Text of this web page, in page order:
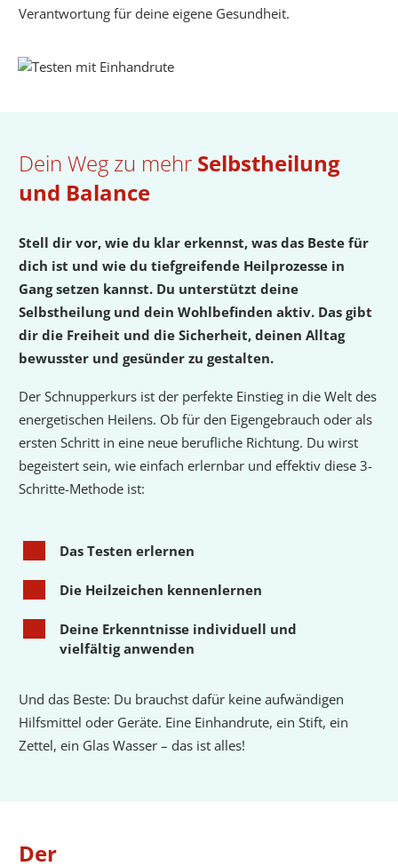
Verantwortung für deine eigene Gesundheit.
Dein Weg zu mehr Selbstheilung
und Balance
Stell dir vor, wie du klar erkennst, was das Beste für
dich ist und wie du tiefgreifende Heilprozesse in
Gang setzen kannst. Du unterstützt deine
Selbstheilung und dein Wohlbefinden aktiv. Das gibt
dir die Freiheit und die Sicherheit, deinen Alltag
bewusster und gesünder zu gestalten.
Der Schnupperkurs ist der perfekte Einstieg in die Welt des
energetischen Heilens. Ob für den Eigengebrauch oder als
ersten Schritt in eine neue berufliche Richtung. Du wirst
begeistert sein, wie einfach erlernbar und effektiv diese 3-
Schritte-Methode ist:
Das Testen erlernen
Die Heilzeichen kennenlernen
Deine Erkenntnisse individuell und
vielfältig anwenden
Und das Beste: Du brauchst dafür keine aufwändigen
Hilfsmittel oder Geräte. Eine Einhandrute, ein Stift, ein
Zettel, ein Glas Wasser – das ist alles!
Der